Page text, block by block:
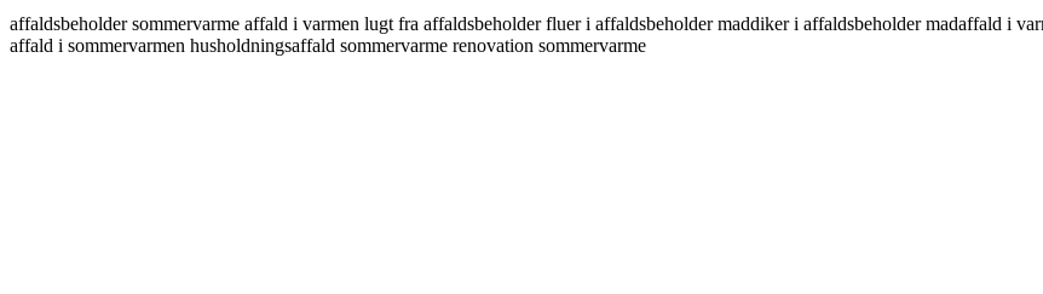
affaldsbeholder sommervarme affald i varmen lugt fra affaldsbeholder fluer i affaldsbeholder maddiker i affaldsbeholder madaffald i
affald i sommervarmen husholdningsaffald sommervarme renovation sommervarme